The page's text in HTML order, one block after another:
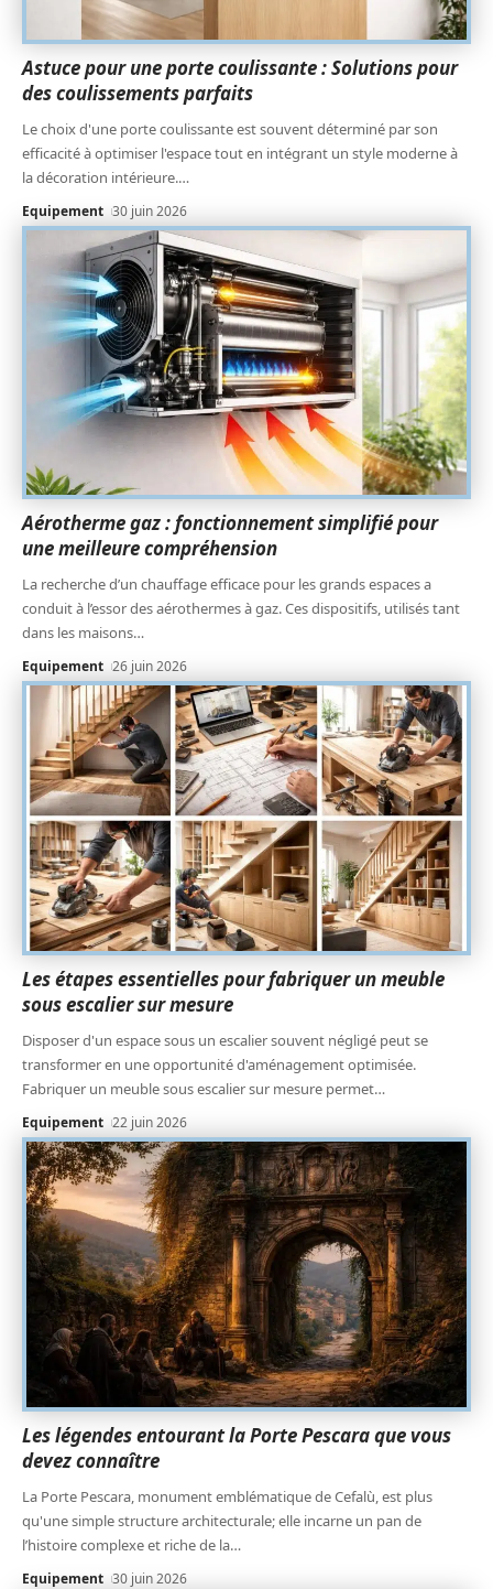
Astuce pour une porte coulissante : Solutions pour
des coulissements parfaits
Le choix d'une porte coulissante est souvent déterminé par son
efficacité à optimiser l'espace tout en intégrant un style moderne à
la décoration intérieure.…
Equipement 30 juin 2026
Aérotherme gaz : fonctionnement simplifié pour
une meilleure compréhension
La recherche d’un chauffage efficace pour les grands espaces a
conduit à l’essor des aérothermes à gaz. Ces dispositifs, utilisés tant
dans les maisons…
Equipement 26 juin 2026
Les étapes essentielles pour fabriquer un meuble
sous escalier sur mesure
Disposer d'un espace sous un escalier souvent négligé peut se
transformer en une opportunité d'aménagement optimisée.
Fabriquer un meuble sous escalier sur mesure permet…
Equipement 22 juin 2026
Les légendes entourant la Porte Pescara que vous
devez connaître
La Porte Pescara, monument emblématique de Cefalù, est plus
qu'une simple structure architecturale; elle incarne un pan de
l’histoire complexe et riche de la…
Equipement 30 juin 2026